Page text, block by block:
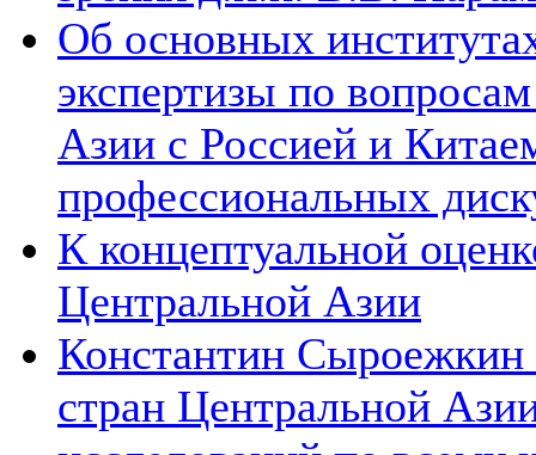
Об основных
экспертизы по
Азии с Россией и
профессиональных
К концептуальной
Центральной Азии
Константин Сыроежкин
стран Центральной